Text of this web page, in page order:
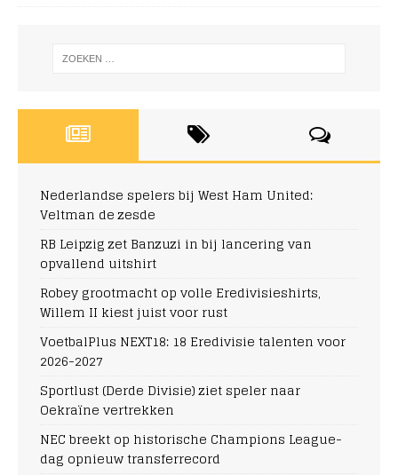
Nederlandse spelers bij West Ham United:
Veltman de zesde
RB Leipzig zet Banzuzi in bij lancering van
opvallend uitshirt
Robey grootmacht op volle Eredivisieshirts,
Willem II kiest juist voor rust
VoetbalPlus NEXT18: 18 Eredivisie talenten voor
2026-2027
Sportlust (Derde Divisie) ziet speler naar
Oekraïne vertrekken
NEC breekt op historische Champions League-
dag opnieuw transferrecord